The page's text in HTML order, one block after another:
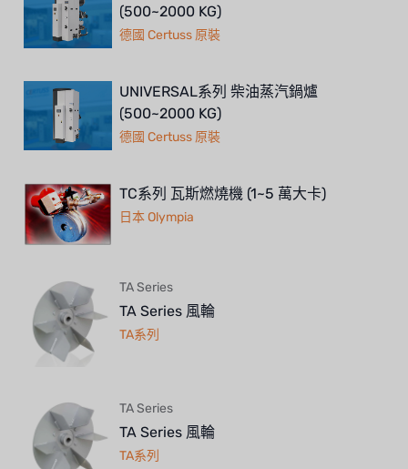
(500~2000 KG)
德國 Certuss 原裝
UNIVERSAL系列 柴油蒸汽鍋爐
(500~2000 KG)
德國 Certuss 原裝
TC系列 瓦斯燃燒機 (1~5 萬大卡)
日本 Olympia
TA Series
TA Series 風輪
TA系列
TA Series
TA Series 風輪
TA系列